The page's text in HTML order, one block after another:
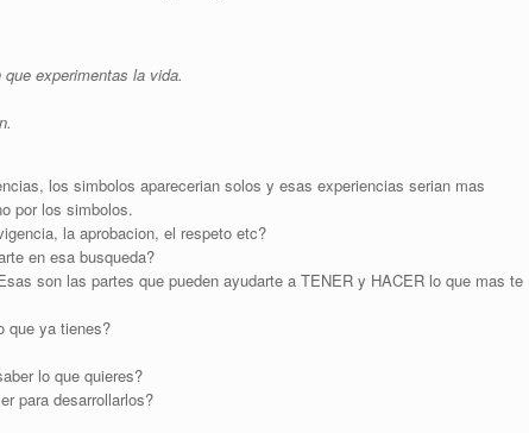
experimentas la vida.
los simbolos aparecerian solos y esas experiencias serian mas
por los simbolos.
la aprobacion, el respeto etc?
en esa busqueda?
son las partes que pueden ayudarte a TENER y HACER lo que mas te
que ya tienes?
lo que quieres?
para desarrollarlos?